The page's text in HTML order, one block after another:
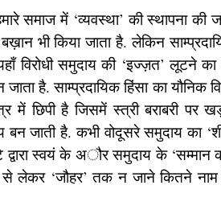
समाज में ‘व्यवस्था’ की स्थापना की
भी किया जाता है. लेकिन
विरोधी समुदाय की ‘इज्ज़त’
है. साम्प्रदायिक हिंसा का यौनिक
में छिपी है जिसमें स्त्री बराबरी पर
बन जाती है. कभी वोदूसरे समुदाय का
द्वारा स्वयं के अौर समुदाय के ‘सम्मान
लेकर ‘जौहर’ तक न जाने कितने नाम